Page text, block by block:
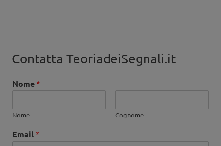
Contatta TeoriadeiSegnali.it
Nome *
Nome Cognome
Email *